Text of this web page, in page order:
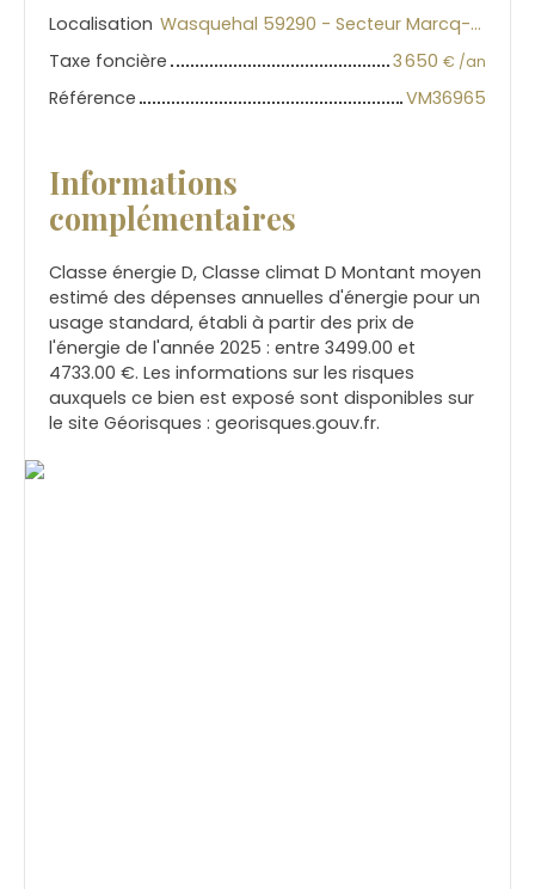
Localisation
Wasquehal 59290 - Secteur Marcq-Wasquehal-Mouvaux
Taxe foncière
3 650 € /an
Référence VM36965
Informations
complémentaires
Classe énergie D, Classe climat D Montant moyen
estimé des dépenses annuelles d'énergie pour un
usage standard, établi à partir des prix de
l'énergie de l'année 2025 : entre 3499.00 et
4733.00 €. Les informations sur les risques
auxquels ce bien est exposé sont disponibles sur
le site Géorisques : georisques.gouv.fr.